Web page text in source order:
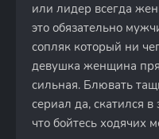
или лидер всегда
это обязательно
сопляк который ни
девушка женщина
сильная. Блювать
сериал да, скатился
что бойтесь ходячих